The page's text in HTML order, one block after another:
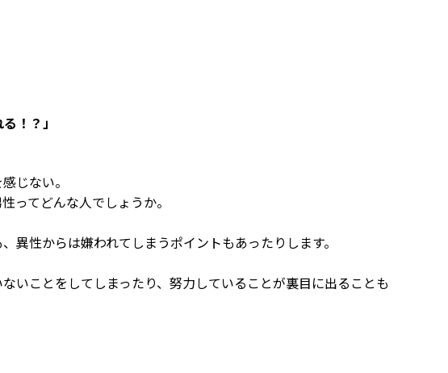
！？」
じない。
ってどんな人でしょうか。
異性からは嫌われてしまうポイントもあったりします。
いことをしてしまったり、努力していることが裏目に出ることも